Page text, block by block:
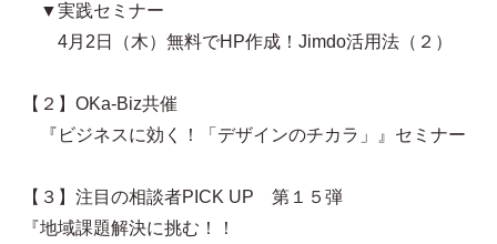
▼実践セミナー
4月2日（木）無料でHP作成！Jimdo活用法（２）
【２】OKa-Biz共催
『ビジネスに効く！「デザインのチカラ」』セミナー
【３】注目の相談者PICK UP 第１５弾
『地域課題解決に挑む！！